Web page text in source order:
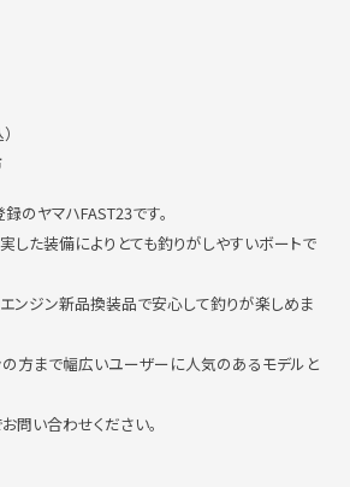
のヤマハFAST23です。
した装備によりとても釣りがしやすいボートで
ンジン新品換装品で安心して釣りが楽しめま
方まで幅広いユーザーに人気のあるモデルと
問い合わせください。